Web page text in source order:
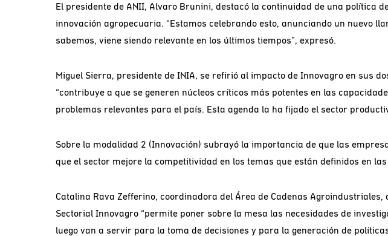
El presidente de ANII, Alvaro Brunini, destacó la continuidad de una política
innovación agropecuaria. “Estamos celebrando esto, anunciando un nuevo
sabemos, viene siendo relevante en los últimos tiempos”, expresó.
Miguel Sierra, presidente de INIA, se refirió al impacto de Innovagro en sus
“contribuye a que se generen núcleos críticos más potentes en las
problemas relevantes para el país. Esta agenda la ha fijado el sector
Sobre la modalidad 2 (Innovación) subrayó la importancia de que las
que el sector mejore la competitividad en los temas que están definidos en
Catalina Rava Zefferino, coordinadora del Área de Cadenas Agroindustriales,
Sectorial Innovagro “permite poner sobre la mesa las necesidades de
luego van a servir para la toma de decisiones y para la generación de